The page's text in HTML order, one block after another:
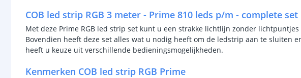
COB led strip RGB 3 meter - Prime 810 leds p/m - complete set
Met deze Prime RGB led strip set kunt u een strakke lichtlijn zonder
Bovendien heeft deze set alles wat u nodig heeft om de ledstrip aan te sluiten
heeft u keuze uit verschillende bedieningsmogelijkheden.
Kenmerken COB led strip RGB Prime